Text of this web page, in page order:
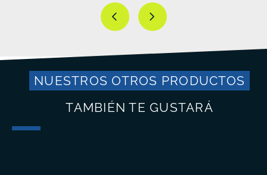
NUESTROS OTROS PRODUCTOS
TAMBIÉN TE GUSTARÁ